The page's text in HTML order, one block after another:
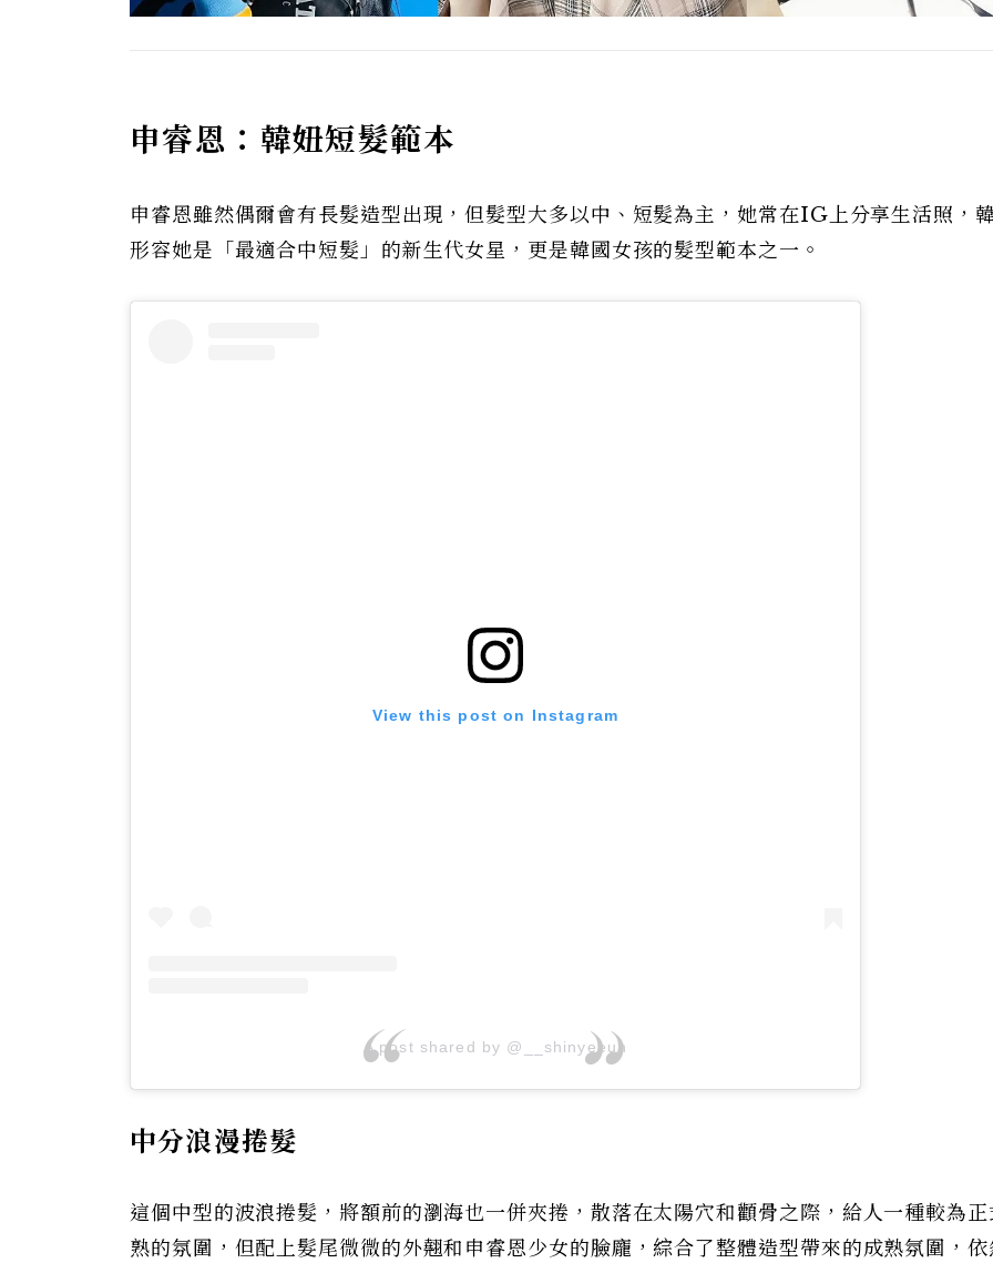
申睿恩：韓妞短髮範本
申睿恩雖然偶爾會有長髮造型出現，但髮型大多以中、短髮為主，她常在IG上分享生活照，
形容她是「最適合中短髮」的新生代女星，更是韓國女孩的髮型範本之一。
View this post on Instagram
A post shared by @__shinyeeun
中分浪漫捲髮
這個中型的波浪捲髮，將額前的瀏海也一併夾捲，散落在太陽穴和顴骨之際，給人一種較為
熟的氛圍，但配上髮尾微微的外翹和申睿恩少女的臉龐，綜合了整體造型帶來的成熟氛圍，